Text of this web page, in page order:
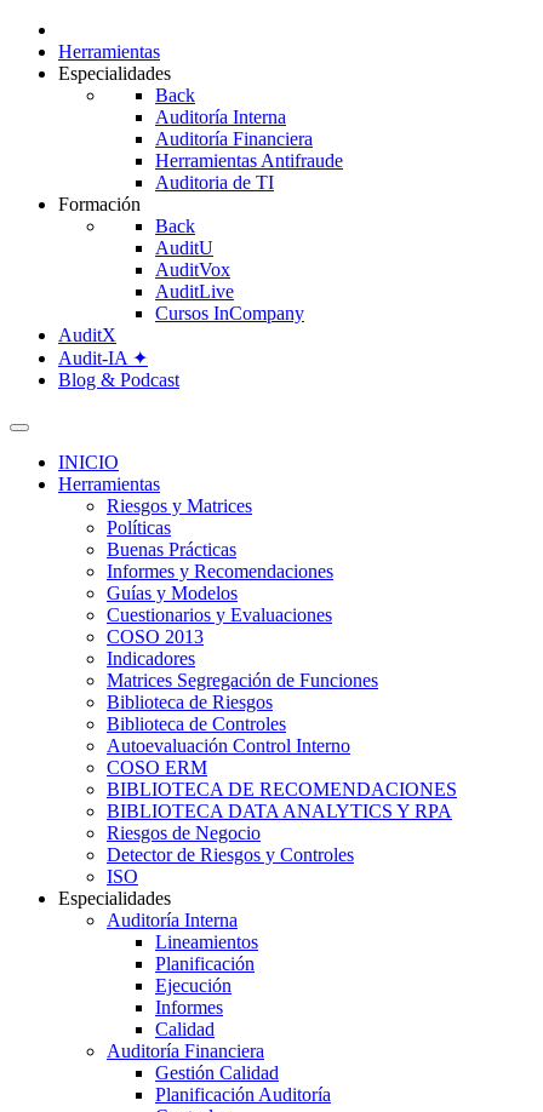
Herramientas
Especialidades
Back
Auditoría Interna
Auditoría Financiera
Herramientas Antifraude
Auditoria de TI
Formación
Back
AuditU
AuditVox
AuditLive
Cursos InCompany
AuditX
Audit-IA ✦
Blog & Podcast
INICIO
Herramientas
Riesgos y Matrices
Políticas
Buenas Prácticas
Informes y Recomendaciones
Guías y Modelos
Cuestionarios y Evaluaciones
COSO 2013
Indicadores
Matrices Segregación de Funciones
Biblioteca de Riesgos
Biblioteca de Controles
Autoevaluación Control Interno
COSO ERM
BIBLIOTECA DE RECOMENDACIONES
BIBLIOTECA DATA ANALYTICS Y RPA
Riesgos de Negocio
Detector de Riesgos y Controles
ISO
Especialidades
Auditoría Interna
Lineamientos
Planificación
Ejecución
Informes
Calidad
Auditoría Financiera
Gestión Calidad
Planificación Auditoría